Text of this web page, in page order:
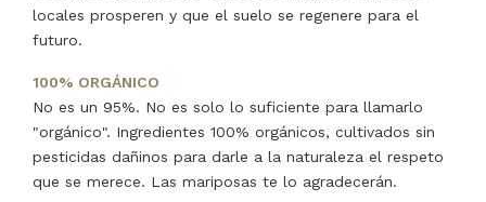
locales prosperen y que el suelo se regenere para el
futuro.
100% ORGÁNICO
No es un 95%. No es solo lo suficiente para llamarlo
"orgánico". Ingredientes 100% orgánicos, cultivados sin
pesticidas dañinos para darle a la naturaleza el respeto
que se merece. Las mariposas te lo agradecerán.